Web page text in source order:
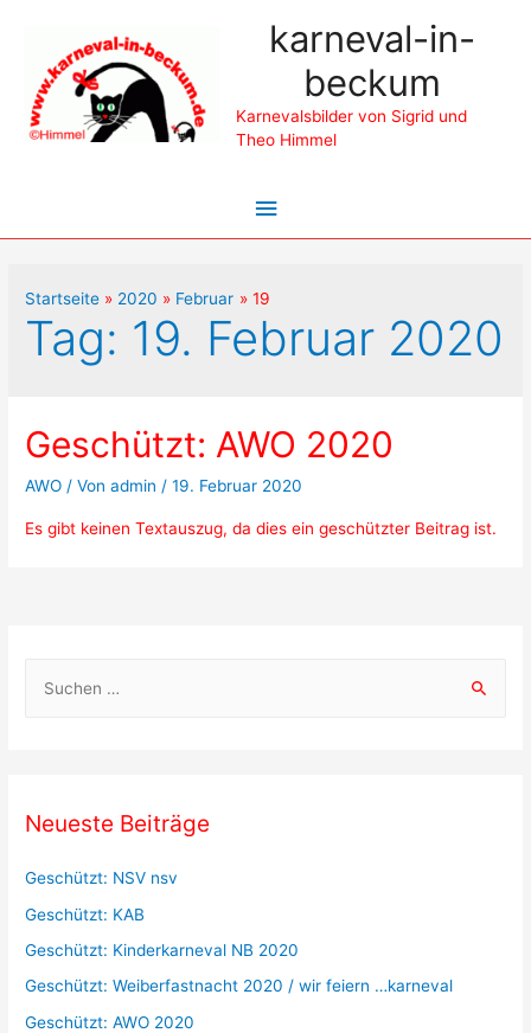
karneval-in-
beckum
Karnevalsbilder von Sigrid und
Theo Himmel
Hauptmenü
Startseite 2020 Februar 19
Tag: 19. Februar 2020
Geschützt: AWO 2020
AWO / Vonadmin /19. Februar 2020
Es gibt keinen Textauszug, da dies ein geschützter Beitrag ist.
n
:
Neueste Beiträge
Geschützt: NSV nsv
Geschützt: KAB
Geschützt: Kinderkarneval NB 2020
Geschützt: Weiberfastnacht 2020 / wir feiern …karneval
Geschützt: AWO 2020